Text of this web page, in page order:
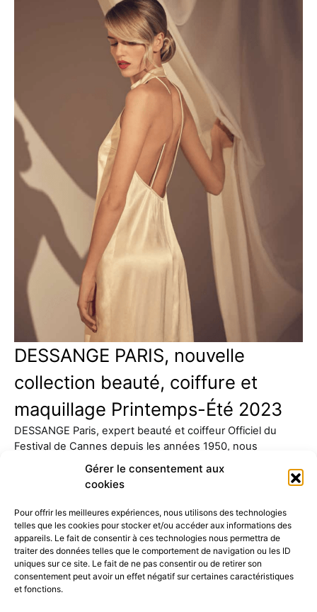
Gérer le consentement aux
cookies
Pour offrir les meilleures expériences, nous utilisons des technologies
telles que les cookies pour stocker et/ou accéder aux informations des
appareils. Le fait de consentir à ces technologies nous permettra de
traiter des données telles que le comportement de navigation ou les ID
uniques sur ce site. Le fait de ne pas consentir ou de retirer son
consentement peut avoir un effet négatif sur certaines caractéristiques
et fonctions.
DESSANGE PARIS, nouvelle
collection beauté, coiffure et
maquillage Printemps-Été 2023
DESSANGE Paris, expert beauté et coiffeur Officiel du
Festival de Cannes depuis les années 1950, nous
52K 15K